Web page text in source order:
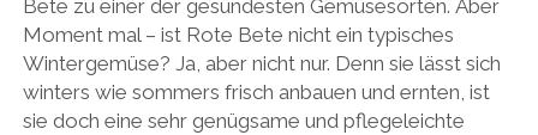
Bete zu einer der gesündesten Gemüsesorten. Aber
Moment mal – ist Rote Bete nicht ein typisches
Wintergemüse? Ja, aber nicht nur. Denn sie lässt sich
winters wie sommers frisch anbauen und ernten, ist
sie doch eine sehr genügsame und pflegeleichte